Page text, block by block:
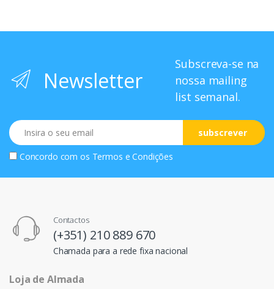
Newsletter
Subscreva-se na
nossa mailing
list semanal.
Email
subscrever
Concordo com os Termos e Condições
Contactos
(+351) 210 889 670
Chamada para a rede fixa nacional
Loja de Almada